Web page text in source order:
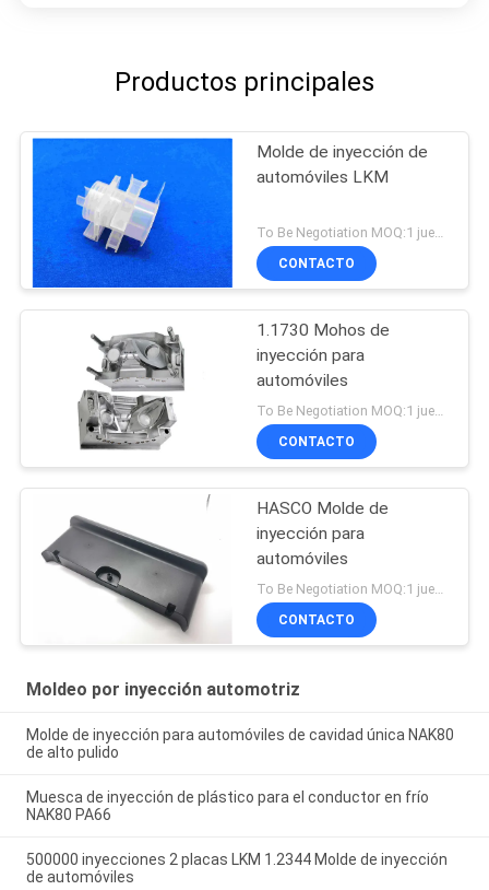
Productos principales
Molde de inyección de
automóviles LKM
To Be Negotiation MOQ:1 juego
CONTACTO
1.1730 Mohos de
inyección para
automóviles
CONTACTO
HASCO Molde de
inyección para
automóviles
CONTACTO
Moldeo por inyección automotriz
Molde de inyección para automóviles de cavidad única NAK80
de alto pulido
Muesca de inyección de plástico para el conductor en frío
NAK80 PA66
500000 inyecciones 2 placas LKM 1.2344 Molde de inyección
de automóviles